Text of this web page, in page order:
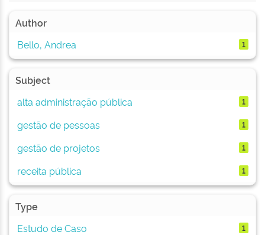
Author
Bello, Andrea
1
Subject
alta administração pública
1
gestão de pessoas 1
gestão de projetos 1
receita pública 1
Type
Estudo de Caso
1